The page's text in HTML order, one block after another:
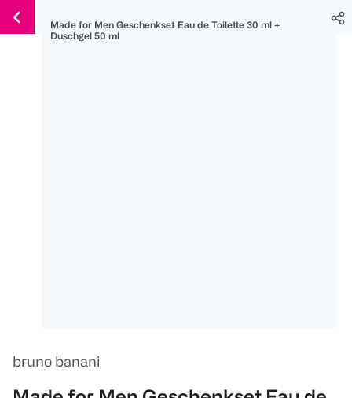
Für
150 Ös
Für
300 Ös
Für
500 Ös
Weiter
zum
Made for Men Geschenkset Eau de Toilette 30 ml +
Duschgel 50 ml
bruno banani